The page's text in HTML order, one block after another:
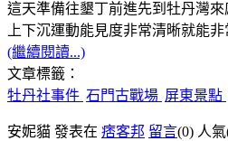
這天準備往墾丁前進先到牡丹灣
上下沉運動能見度非常清晰就能
(繼續閱讀...)
文章標籤：
牡丹社事件 石門古戰場 屏東景點
安妮貓 發表在 痞客邦 留言(0) 人